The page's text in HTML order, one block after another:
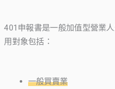
401申報書是一般加值型營業
用對象包括：
一般買賣業